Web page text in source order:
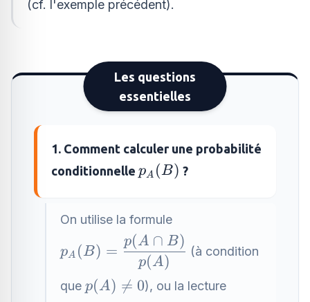
(cf. l'exemple précédent).
Les questions
essentielles
1. Comment calculer une probabilité
conditionnelle p_A(B)
pA (B) ?
On utilise la formule
p_A(B)=\dfrac{p(A\cap
B)}{p(A)}
pA (B) =
p(A)
p(A ∩ B)
(à condition
que p(A)\neq
p(A) 
= 0), ou la lecture